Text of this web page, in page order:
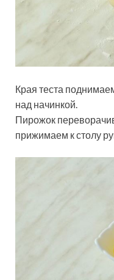
Края теста
над начинкой.
Пирожок
прижимаем к столу